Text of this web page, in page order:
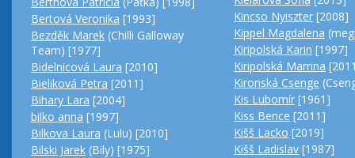
Bertová Veronika [1993]
Bezděk Marek (Chilli Galloway
Team) [1977]
Bidelnicová Laura [2010]
Bieliková Petra [2011]
Bihary Lara [2004]
bilko anna [1997]
Bilkova Laura (Lulu) [2010]
Bilski Jarek (Bily) [1975]
Kincso Nyiszter [2008]
Kippel Magdalena
Kiripolská Karin [1997]
Kiripolská Marrina
Kironská Csenge
Kis Lubomír [1961]
Kiss Bence [2011]
Kišš Lacko [2019]
Kišš Ladislav [1987]